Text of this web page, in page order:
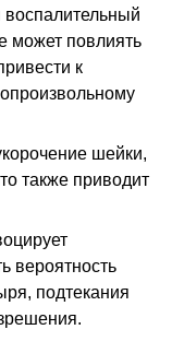
может повлиять
к
шейки,
также приводит
вероятность
подтекания